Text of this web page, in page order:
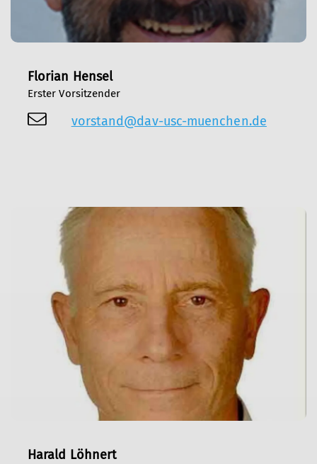
Florian Hensel
Erster Vorsitzender
vorstand@dav-usc-muenchen.de
Harald Löhnert